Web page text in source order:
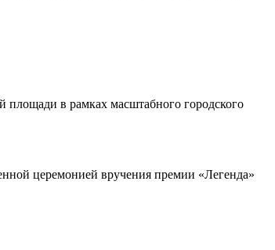
площади в рамках масштабного городского
церемонией вручения премии «Легенда»